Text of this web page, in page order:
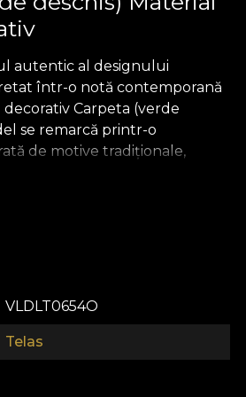
autentic al designului
într-o notă contemporană
Carpeta (verde
se remarcă printr-o
de motive tradiționale,
de verde deschis aduce o
care evocă o atmosferă
de bucurie. Fiecare element
într-un univers primitor și
material textil premium îl face
VLDLT0654O
Telas